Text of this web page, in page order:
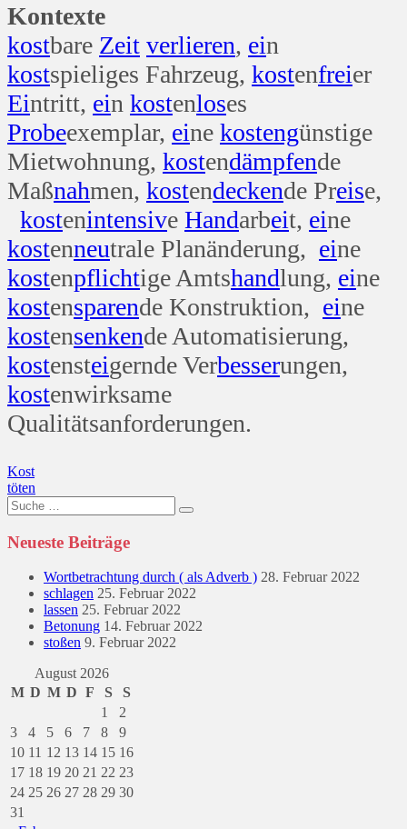
Kontexte
kostbare Zeit verlieren, ein
kostspieliges Fahrzeug, kostenfreier
Eintritt, ein kostenloses
Probeexemplar, eine kostengünstige
Mietwohnung, kostendämpfende
Maßnahmen, kostendeckende Preise,
kostenintensive Handarbeit, eine
kostenneutrale Planänderung, eine
kostenpflichtige Amtshandlung, eine
kostensparende Konstruktion, eine
kostensenkende Automatisierung,
kostensteigernde Verbesserungen,
kostenwirksame
Qualitätsanforderungen.
Beitragsnavigation
Kost
töten
Suche
nach:
Neueste Beiträge
Wortbetrachtung durch ( als Adverb ) 28. Februar 2022
schlagen 25. Februar 2022
lassen 25. Februar 2022
Betonung 14. Februar 2022
stoßen 9. Februar 2022
August 2026
M D M D F S
S
1
2
3
4 5 6 7 8
9
10 11 12 13 14 15 16
17 18 19 20 21 22 23
24 25 26 27 28 29 30
31